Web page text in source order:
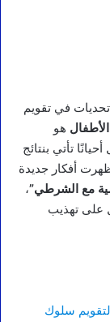
تحديات في تقويم
هو
تأتي بنتائج
أفكار جديدة
مع الشرطي”،
على تهذيب
سلوك